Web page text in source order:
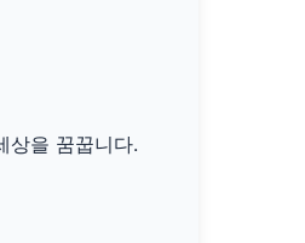
상을 꿈꿉니다.